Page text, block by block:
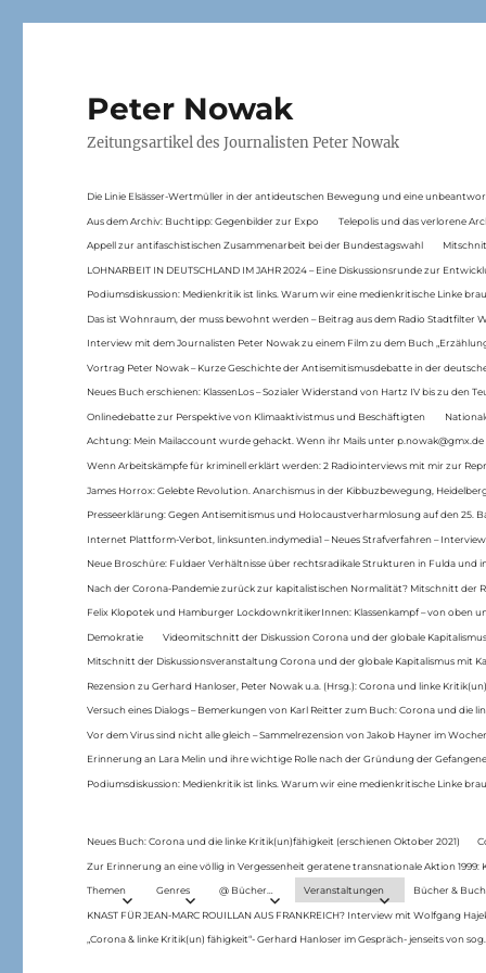
Peter Nowak
Zeitungsartikel des Journalisten Peter Nowak
Die Linie Elsässer-Wertmüller in der antideutschen Bewegung und eine
Aus dem Archiv: Buchtipp: Gegenbilder zur Expo Telepolis und das verlorene
Appell zur antifaschistischen Zusammenarbeit bei der Bundestagswahl
LOHNARBEIT IN DEUTSCHLAND IM JAHR 2024 – Eine Diskussionsrunde zur
Podiumsdiskussion: Medienkritik ist links. Warum wir eine medienkritische Linke
Das ist Wohnraum, der muss bewohnt werden – Beitrag aus dem Radio Stadtfilter
Interview mit dem Journalisten Peter Nowak zu einem Film zu dem Buch
Vortrag Peter Nowak – Kurze Geschichte der Antisemitismusdebatte in der
Neues Buch erschienen: KlassenLos – Sozialer Widerstand von Hartz IV bis zu den
Onlinedebatte zur Perspektive von Klimaaktivistmus und Beschäftigten
Achtung: Mein Mailaccount wurde gehackt. Wenn ihr Mails unter
Wenn Arbeitskämpfe für kriminell erklärt werden: 2 Radiointerviews mit mir zur
James Horrox: Gelebte Revolution. Anarchismus in der Kibbuzbewegung,
Presseerklärung: Gegen Antisemitismus und Holocaustverharmlosung auf den 25.
Internet Plattform-Verbot, linksunten.indymedia1 – Neues Strafverfahren –
Neue Broschüre: Fuldaer Verhältnisse über rechtsradikale Strukturen in Fulda und
Nach der Corona-Pandemie zurück zur kapitalistischen Normalität? Mitschnitt der
Felix Klopotek und Hamburger LockdownkritikerInnen: Klassenkampf – von oben
Demokratie Videomitschnitt der Diskussion Corona und der globale
Mitschnitt der Diskussionsveranstaltung Corona und der globale Kapitalismus mit
Rezension zu Gerhard Hanloser, Peter Nowak u.a. (Hrsg.): Corona und linke
Versuch eines Dialogs – Bemerkungen von Karl Reitter zum Buch: Corona und die
Vor dem Virus sind nicht alle gleich – Sammelrezension von Jakob Hayner im
Erinnerung an Lara Melin und ihre wichtige Rolle nach der Gründung der
Podiumsdiskussion: Medienkritik ist links. Warum wir eine medienkritische Linke
Neues Buch: Corona und die linke Kritik(un)fähigkeit (erschienen Oktober 2021)
Zur Erinnerung an eine völlig in Vergessenheit geratene transnationale Aktion
Themen Genres @ Bücher… Veranstaltungen Bücher &
KNAST FÜR JEAN-MARC ROUILLAN AUS FRANKREICH? Interview mit Wolfgang
„Corona & linke Kritik(un) fähigkeit“- Gerhard Hanloser im Gespräch- jenseits von